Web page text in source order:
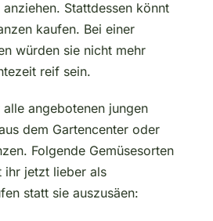
Stattdessen könnt
kaufen. Bei einer
würden sie nicht mehr
reif sein.
angebotenen jungen
dem Gartencenter oder
Folgende Gemüsesorten
ihr jetzt lieber als
statt sie auszusäen: